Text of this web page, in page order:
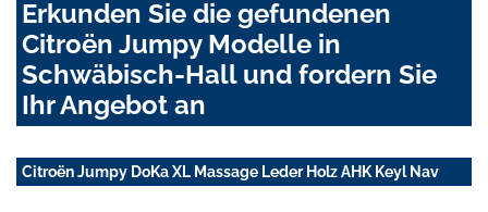
Erkunden Sie die gefundenen
Citroën Jumpy Modelle in
Schwäbisch-Hall und fordern Sie
Ihr Angebot an
Citroën Jumpy DoKa XL Massage Leder Holz AHK Keyl Nav